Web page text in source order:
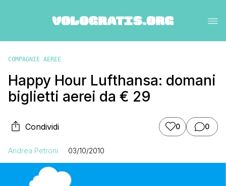
COMPAGNIE AEREE
Happy Hour Lufthansa: domani
biglietti aerei da € 29
Condividi 0 0
Andrea Petroni 03/10/2010